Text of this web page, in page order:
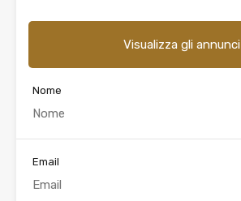
Visualizza gli annunci
Nome
Email